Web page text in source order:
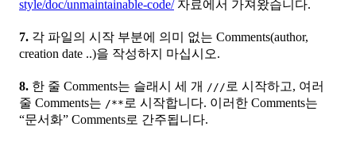
style/doc/unmaintainable-code/자료에서 가져왔습니다.
7. 각 파일의 시작 부분에 의미 없는 Comments(author,
creation date ..)을 작성하지 마십시오.
8. 한 줄 Comments는 슬래시 세 개 /// 로 시작하고, 여러
줄 Comments는 /** 로 시작합니다. 이러한 Comments는
“문서화” Comments로 간주됩니다.